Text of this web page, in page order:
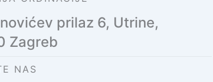
prilaz 6, Utrine,
Zagreb
NAS